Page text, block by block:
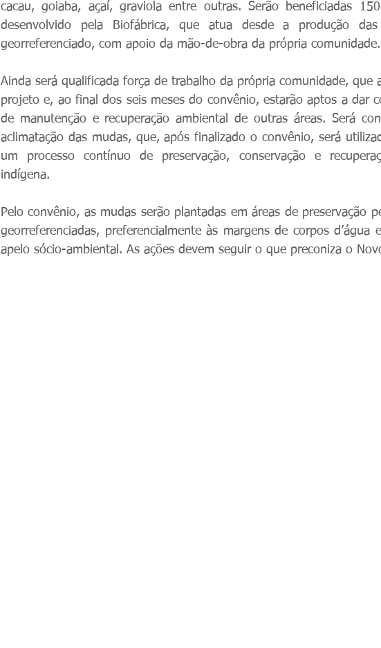
cacau, goiaba, açaí, graviola entre outras. Serão beneficiadas
desenvolvido pela Biofábrica, que atua desde a produção
georreferenciado, com apoio da mão-de-obra da própria comunidade.
Ainda será qualificada força de trabalho da própria comunidade, que
projeto e, ao final dos seis meses do convênio, estarão aptos a dar
de manutenção e recuperação ambiental de outras áreas. Será
aclimatação das mudas, que, após finalizado o convênio, será
um processo contínuo de preservação, conservação e
indígena.
Pelo convênio, as mudas serão plantadas em áreas de preservação
georreferenciadas, preferencialmente às margens de corpos d’água
apelo sócio-ambiental. As ações devem seguir o que preconiza o